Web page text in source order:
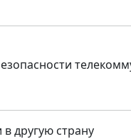
в другую страну